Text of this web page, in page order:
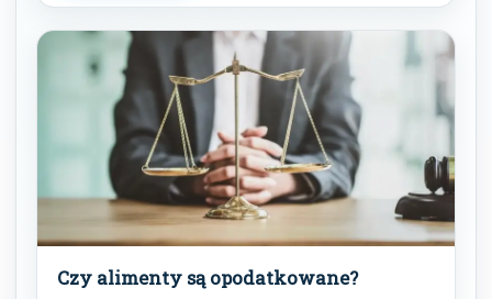
Czy alimenty są opodatkowane?